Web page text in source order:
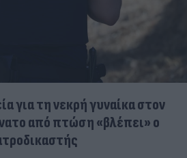
για τη νεκρή γυναίκα στον
από πτώση «βλέπει» ο